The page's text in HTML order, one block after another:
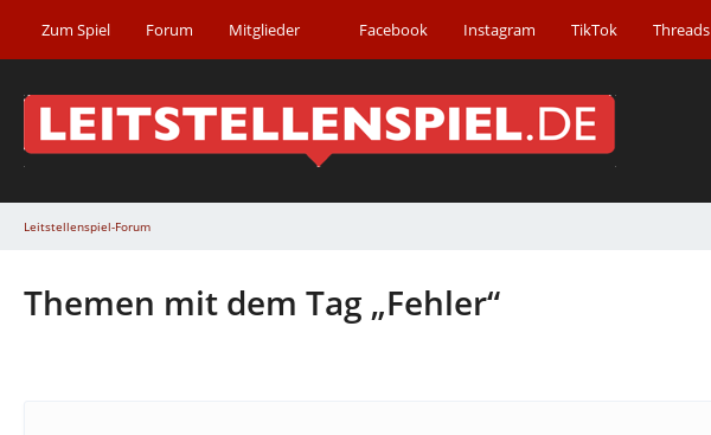
Zum Spiel Forum Mitglieder Facebook Instagram TikTok Threads
Leitstellenspiel-Forum
Themen mit dem Tag „Fehler“